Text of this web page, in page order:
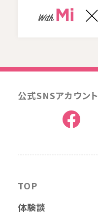
公式SNSアカウント
TOP
体験談